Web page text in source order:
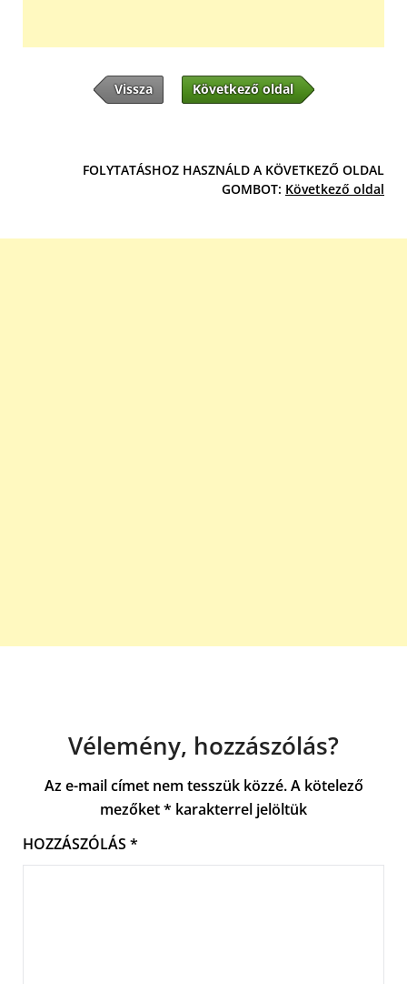
Vissza Következő oldal
FOLYTATÁSHOZ HASZNÁLD A KÖVETKEZŐ OLDAL
GOMBOT: Következő oldal
Vélemény, hozzászólás?
Az e-mail címet nem tesszük közzé. A kötelező
mezőket* karakterrel jelöltük
HOZZÁSZÓLÁS *